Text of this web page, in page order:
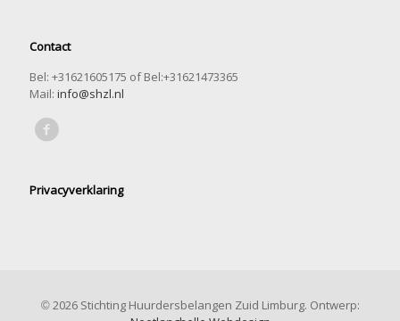
Contact
Bel: +31621605175 of Bel:+31621473365
Mail: info@shzl.nl
Privacyverklaring
© 2026 Stichting Huurdersbelangen Zuid Limburg. Ontwerp: